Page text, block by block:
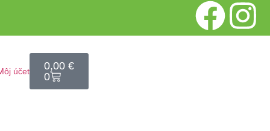
účet 0,00 €
0